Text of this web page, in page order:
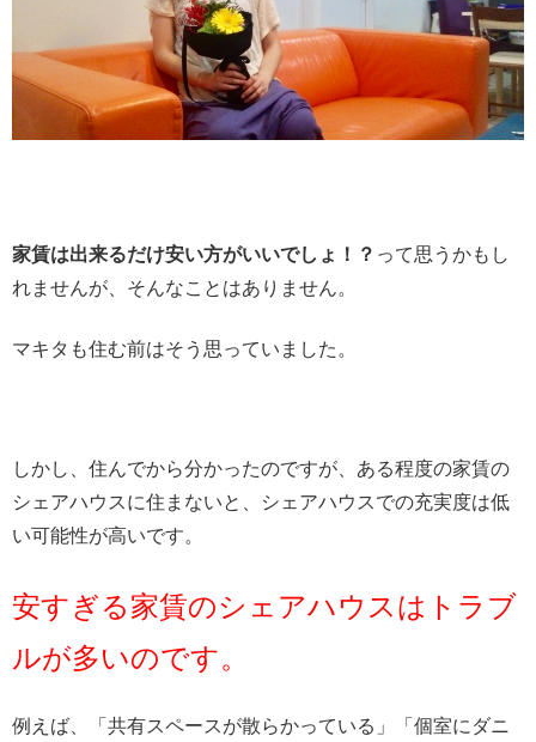
家賃は出来るだけ安い方がいいでしょ！？ って思うかもし
れませんが、そんなことはありません。
マキタも住む前はそう思っていました。
しかし、住んでから分かったのですが、ある程度の家賃の
シェアハウスに住まないと、シェアハウスでの充実度は低
い可能性が高いです。
安すぎる家賃のシェアハウスはトラブ
ルが多いのです。
例えば、「共有スペースが散らかっている」「個室にダニ